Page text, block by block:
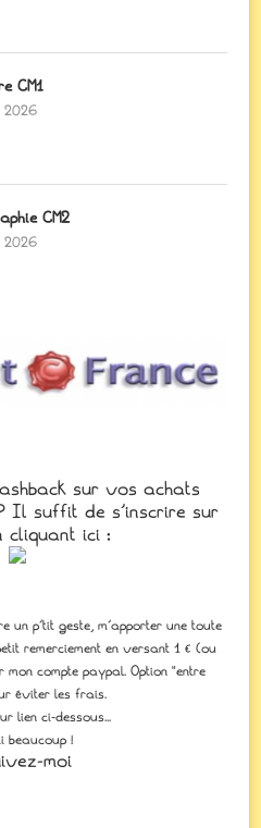
CM1
2026
CM2
2026
sur vos achats
Il suffit de s'inscrire sur
cliquant ici :
p’tit geste, m’apporter une toute
remerciement en versant 1 € (ou
compte paypal. Option "entre
éviter les frais.
lien ci-dessous...
beaucoup !